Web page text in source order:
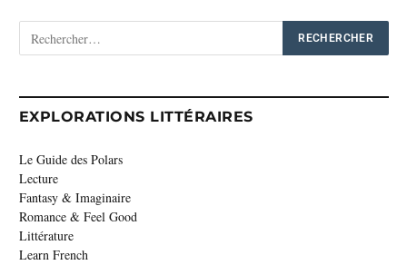
EXPLORATIONS LITTÉRAIRES
Le Guide des Polars
Lecture
Fantasy & Imaginaire
Romance & Feel Good
Littérature
Learn French